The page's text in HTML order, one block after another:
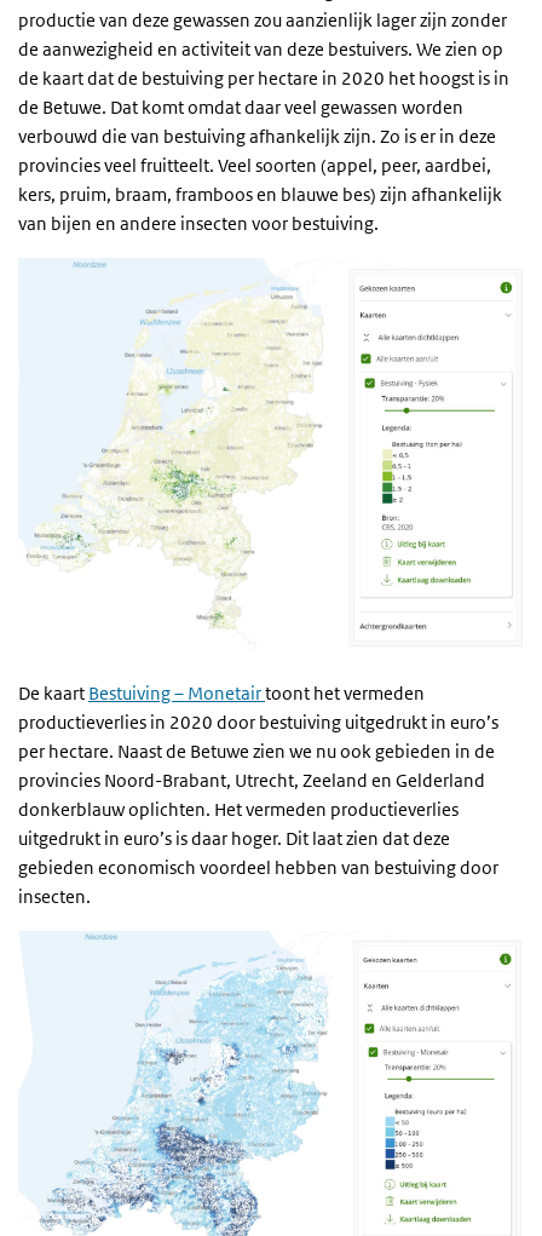
productie van deze gewassen zou aanzienlijk lager zijn zonder
de aanwezigheid en activiteit van deze bestuivers. We zien op
de kaart dat de bestuiving per hectare in 2020 het hoogst is in
de Betuwe. Dat komt omdat daar veel gewassen worden
verbouwd die van bestuiving afhankelijk zijn. Zo is er in deze
provincies veel fruitteelt. Veel soorten (appel, peer, aardbei,
kers, pruim, braam, framboos en blauwe bes) zijn afhankelijk
van bijen en andere insecten voor bestuiving.
De kaart Bestuiving – Monetairtoont het vermeden
productieverlies in 2020 door bestuiving uitgedrukt in euro’s
per hectare. Naast de Betuwe zien we nu ook gebieden in de
provincies Noord-Brabant, Utrecht, Zeeland en Gelderland
donkerblauw oplichten. Het vermeden productieverlies
uitgedrukt in euro’s is daar hoger. Dit laat zien dat deze
gebieden economisch voordeel hebben van bestuiving door
insecten.